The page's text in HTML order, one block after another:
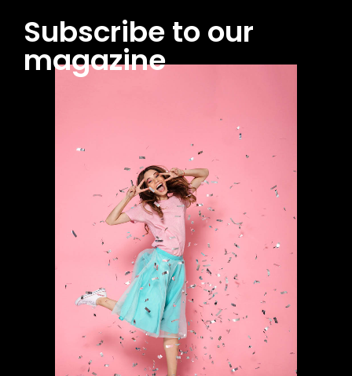
Subscribe to our
magazine